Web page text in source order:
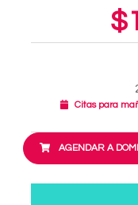
Citas para
AGENDAR A